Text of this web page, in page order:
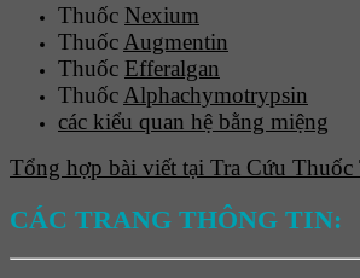
Thuốc Nexium
Thuốc Augmentin
Thuốc Efferalgan
Thuốc Alphachymotrypsin
các kiểu quan hệ bằng miệng
Tổng hợp bài viết tại Tra Cứu Thuốc
CÁC TRANG THÔNG TIN: